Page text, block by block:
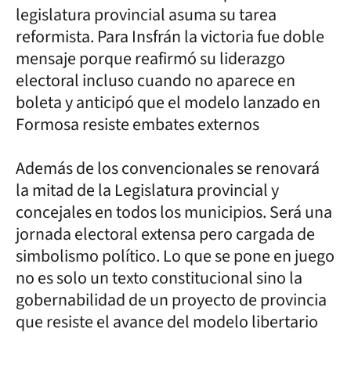
legislatura provincial asuma su tarea
reformista. Para Insfrán la victoria fue doble
mensaje porque reafirmó su liderazgo
electoral incluso cuando no aparece en
boleta y anticipó que el modelo lanzado en
Formosa resiste embates externos
Además de los convencionales se renovará
la mitad de la Legislatura provincial y
concejales en todos los municipios. Será una
jornada electoral extensa pero cargada de
simbolismo político. Lo que se pone en juego
no es solo un texto constitucional sino la
gobernabilidad de un proyecto de provincia
que resiste el avance del modelo libertario